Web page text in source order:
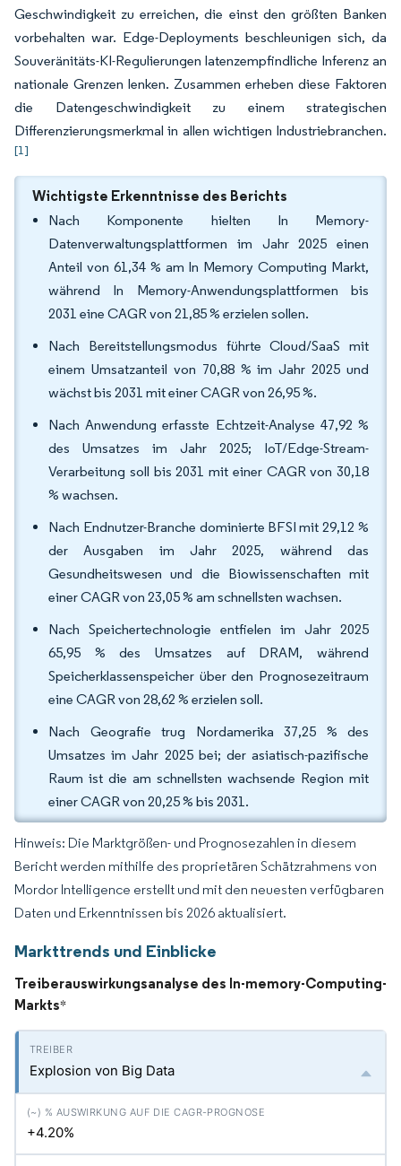
Geschwindigkeit zu erreichen, die einst den größten Banken
vorbehalten war. Edge-Deployments beschleunigen sich, da
Souveränitäts-KI-Regulierungen latenzempfindliche Inferenz an
nationale Grenzen lenken. Zusammen erheben diese Faktoren
die Datengeschwindigkeit zu einem strategischen
Differenzierungsmerkmal in allen wichtigen Industriebranchen.
[1]
Wichtigste Erkenntnisse des Berichts
Nach Komponente hielten In Memory-
Datenverwaltungsplattformen im Jahr 2025 einen
Anteil von 61,34 % am In Memory Computing Markt,
während In Memory-Anwendungsplattformen bis
2031 eine CAGR von 21,85 % erzielen sollen.
Nach Bereitstellungsmodus führte Cloud/SaaS mit
einem Umsatzanteil von 70,88 % im Jahr 2025 und
wächst bis 2031 mit einer CAGR von 26,95 %.
Nach Anwendung erfasste Echtzeit-Analyse 47,92 %
des Umsatzes im Jahr 2025; IoT/Edge-Stream-
Verarbeitung soll bis 2031 mit einer CAGR von 30,18
% wachsen.
Nach Endnutzer-Branche dominierte BFSI mit 29,12 %
der Ausgaben im Jahr 2025, während das
Gesundheitswesen und die Biowissenschaften mit
einer CAGR von 23,05 % am schnellsten wachsen.
Nach Speichertechnologie entfielen im Jahr 2025
65,95 % des Umsatzes auf DRAM, während
Speicherklassenspeicher über den Prognosezeitraum
eine CAGR von 28,62 % erzielen soll.
Nach Geografie trug Nordamerika 37,25 % des
Umsatzes im Jahr 2025 bei; der asiatisch-pazifische
Raum ist die am schnellsten wachsende Region mit
einer CAGR von 20,25 % bis 2031.
Hinweis: Die Marktgrößen- und Prognosezahlen in diesem
Bericht werden mithilfe des proprietären Schätzrahmens von
Mordor Intelligence erstellt und mit den neuesten verfügbaren
Daten und Erkenntnissen bis 2026 aktualisiert.
Markttrends und Einblicke
Treiberauswirkungsanalyse des In-memory-Computing-
Markts*
Explosion von Big Data
+4.20%